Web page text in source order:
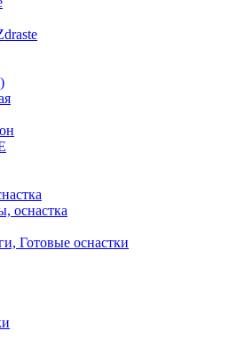
оснастка
Готовые оснастки